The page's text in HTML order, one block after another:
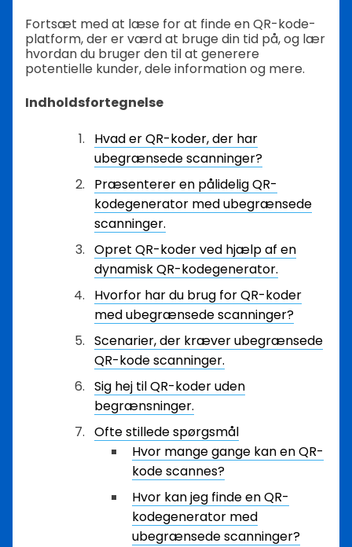
Fortsæt med at læse for at finde en QR-kode-
platform, der er værd at bruge din tid på, og lær
hvordan du bruger den til at generere
potentielle kunder, dele information og mere.
Indholdsfortegnelse
Hvad er QR-koder, der har
ubegrænsede scanninger?
Præsenterer en pålidelig QR-
kodegenerator med ubegrænsede
scanninger.
Opret QR-koder ved hjælp af en
dynamisk QR-kodegenerator.
Hvorfor har du brug for QR-koder
med ubegrænsede scanninger?
Scenarier, der kræver ubegrænsede
QR-kode scanninger.
Sig hej til QR-koder uden
begrænsninger.
Ofte stillede spørgsmål
Hvor mange gange kan en QR-
kode scannes?
Hvor kan jeg finde en QR-
kodegenerator med
ubegrænsede scanninger?